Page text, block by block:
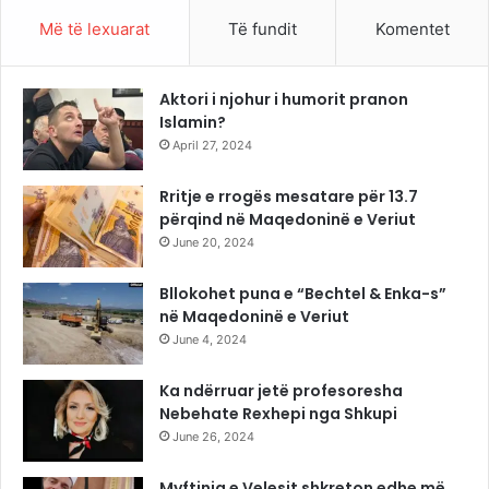
Më të lexuarat Të fundit Komentet
Aktori i njohur i humorit pranon
Islamin?
April 27, 2024
Rritje e rrogës mesatare për 13.7
përqind në Maqedoninë e Veriut
June 20, 2024
Bllokohet puna e “Bechtel & Enka-s”
në Maqedoninë e Veriut
June 4, 2024
Ka ndërruar jetë profesoresha
Nebehate Rexhepi nga Shkupi
June 26, 2024